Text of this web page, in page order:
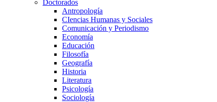
Doctorados
Antropología
CIencias Humanas y Sociales
Comunicación y Periodismo
Economía
Educación
Filosofía
Geografía
Historia
Literatura
Psicología
Sociología